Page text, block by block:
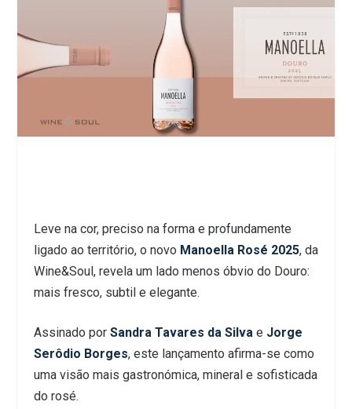
Leve na cor, preciso na forma e profundamente
ligado ao território, o novo Manoella Rosé 2025, da
Wine&Soul, revela um lado menos óbvio do Douro:
mais fresco, subtil e elegante.
Assinado por Sandra Tavares da Silva e Jorge
Serôdio Borges, este lançamento afirma-se como
uma visão mais gastronómica, mineral e sofisticada
do rosé.